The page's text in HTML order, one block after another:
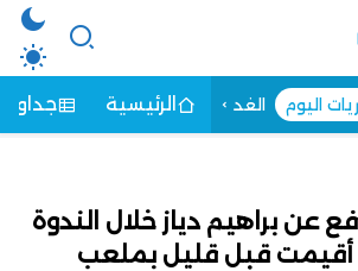
اليوم الغد الرئيسية جداول
عن براهيم دياز خلال الندوة
أقيمت قبل قليل بملعب